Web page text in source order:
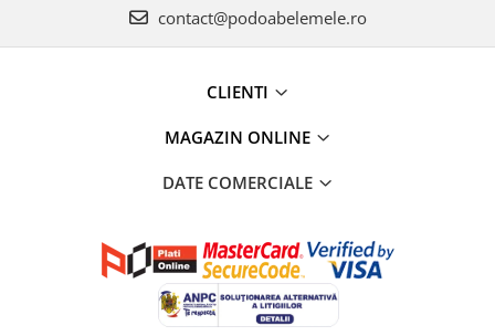
contact@podoabelemele.ro
CLIENTI
MAGAZIN ONLINE
DATE COMERCIALE